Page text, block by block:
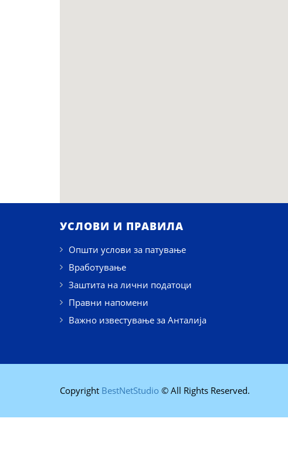
УСЛОВИ И ПРАВИЛА
Општи услови за патување
Вработување
Заштита на лични податоци
Правни напомени
Важно известување за Анталија
Copyright BestNetStudio © All Rights Reserved.